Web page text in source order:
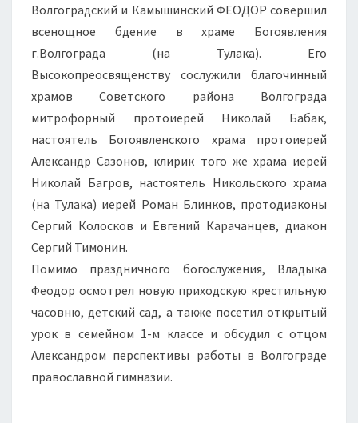
Волгоградский и Камышинский ФЕОДОР совершил
всенощное бдение в храме Богоявления
г.Волгограда (на Тулака). Его
Высокопреосвященству сослужили благочинный
храмов Советского района Волгограда
митрофорный протоиерей Николай Бабак,
настоятель Богоявленского храма протоиерей
Александр Сазонов, клирик того же храма иерей
Николай Багров, настоятель Никольского храма
(на Тулака) иерей Роман Блинков, протодиаконы
Сергий Колосков и Евгений Карачанцев, диакон
Сергий Тимонин.
Помимо праздничного богослужения, Владыка
Феодор осмотрел новую приходскую крестильную
часовню, детский сад, а также посетил открытый
урок в семейном 1-м классе и обсудил с отцом
Александром перспективы работы в Волгограде
православной гимназии.